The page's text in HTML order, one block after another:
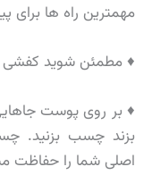
مهمترین راه ها برای
♦ مطمئن شوید کفشی
♦ بر روی پوست
بزند چسب بزنید.
اصلی شما را حفاظت